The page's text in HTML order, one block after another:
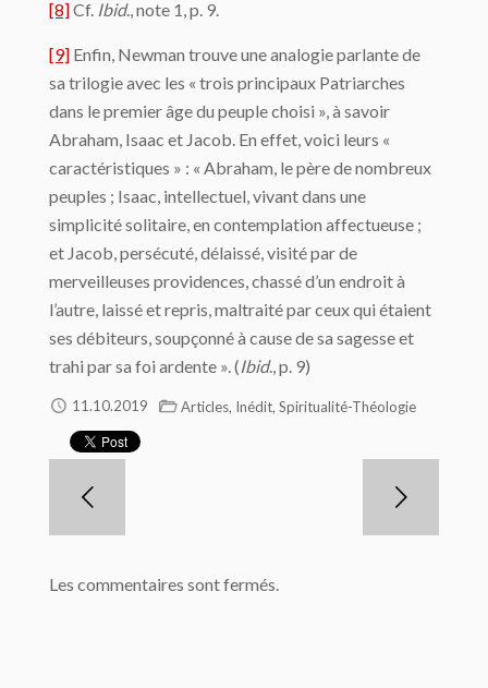
[8]Cf. Ibid., note 1, p. 9.
[9] Enfin, Newman trouve une analogie parlante de
sa trilogie avec les « trois principaux Patriarches
dans le premier âge du peuple choisi », à savoir
Abraham, Isaac et Jacob. En effet, voici leurs «
caractéristiques » : « Abraham, le père de nombreux
peuples ; Isaac, intellectuel, vivant dans une
simplicité solitaire, en contemplation affectueuse ;
et Jacob, persécuté, délaissé, visité par de
merveilleuses providences, chassé d’un endroit à
l’autre, laissé et repris, maltraité par ceux qui étaient
ses débiteurs, soupçonné à cause de sa sagesse et
trahi par sa foi ardente ». (Ibid., p. 9)
11.10.2019 Articles, Inédit, Spiritualité-Théologie
Les commentaires sont fermés.